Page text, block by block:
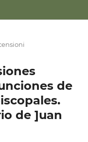
de
de ]uan